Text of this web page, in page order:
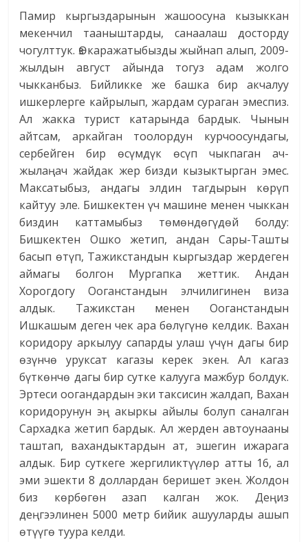
Памир кыргыздарынын жашоосуна кызыккан
мекенчил тааныштарды, санаалаш досторду
чогулттук. Өз каражатыбызды жыйнап алып, 2009-
жылдын август айында тогуз адам жолго
чыкканбыз. Бийликке же башка бир акчалуу
ишкерлерге кайрылып, жардам сураган эмеспиз.
Ал жакка турист катарында бардык. Чынын
айтсам, аркайган тоолордун курчоосундагы,
сербейген бир өсүмдүк өсүп чыкпаган ач-
жылаңач жайдак жер бизди кызыктырган эмес.
Максатыбыз, андагы элдин тагдырын көрүп
кайтуу эле. Бишкектен үч машине менен чыккан
биздин каттамыбыз төмөндөгүдөй болду:
Бишкектен Ошко жетип, андан Сары-Ташты
басып өтүп, Тажикстандын кыргыздар жердеген
аймагы болгон Мургапка жеттик. Андан
Хорогдогу Ооганстандын элчилигинен виза
алдык. Тажикстан менен Ооганстандын
Ишкашым деген чек ара бөлүгүнө келдик. Вахан
коридору аркылуу сапарды улаш үчүн дагы бир
өзүнчө уруксат кагазы керек экен. Ал кагаз
бүткөнчө дагы бир сутке калууга мажбур болдук.
Эртеси оогандардын эки таксисин жалдап, Вахан
коридорунун эң акыркы айылы болуп саналган
Сархадка жетип бардык. Ал жерден автоунааны
таштап, вахандыктардын ат, эшегин ижарага
алдык. Бир суткеге жергиликтүүлөр атты 16, ал
эми эшекти 8 доллардан беришет экен. Жолдон
биз көрбөгөн азап калган жок. Деңиз
деңгээлинен 5000 метр бийик ашууларды ашып
өтүүгө туура келди.